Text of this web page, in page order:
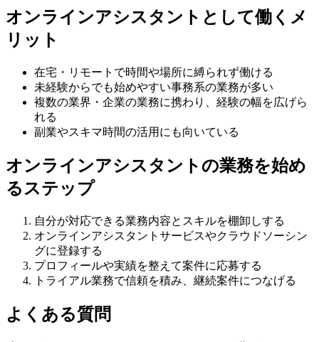
オンラインアシスタントとして働くメ
リット
在宅・リモートで時間や場所に縛られず働ける
未経験からでも始めやすい事務系の業務が多い
複数の業界・企業の業務に携わり、経験の幅を広げら
れる
副業やスキマ時間の活用にも向いている
オンラインアシスタントの業務を始め
るステップ
自分が対応できる業務内容とスキルを棚卸しする
オンラインアシスタントサービスやクラウドソーシン
グに登録する
プロフィールや実績を整えて案件に応募する
トライアル業務で信頼を積み、継続案件につなげる
よくある質問